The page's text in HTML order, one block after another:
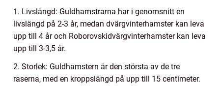
1. Livslängd: Guldhamstrarna har i genomsnitt en
livslängd på 2-3 år, medan dvärgvinterhamster kan leva
upp till 4 år och Roborovskidvärgvinterhamster kan leva
upp till 3-3,5 år.
2. Storlek: Guldhamstern är den största av de tre
raserna, med en kroppslängd på upp till 15 centimeter.